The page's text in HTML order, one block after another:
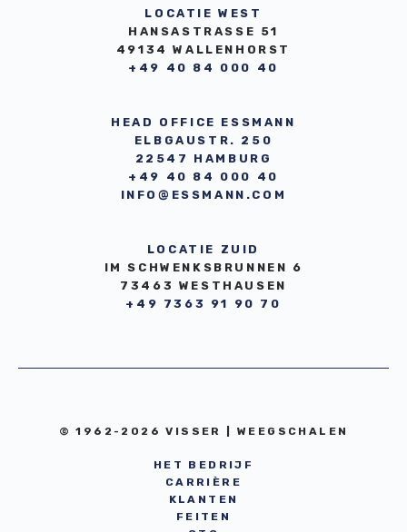
LOCATIE WEST
HANSASTRASSE 51
49134 WALLENHORST
+49 40 84 000 40
HEAD OFFICE ESSMANN
ELBGAUSTR. 250
22547 HAMBURG
+49 40 84 000 40
INFO@ESSMANN.COM
LOCATIE ZUID
IM SCHWENKSBRUNNEN 6
73463 WESTHAUSEN
+49 7363 91 90 70
© 1962-2026 VISSER | WEEGSCHALEN
HET BEDRIJF
CARRIÈRE
KLANTEN
FEITEN